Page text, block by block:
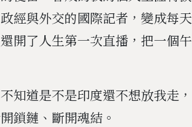
經與外交的國際記者，變成每天
開了人生第一次直播，把一個午
知道是不是印度還不想放我走，
鎖鏈、斷開魂結。